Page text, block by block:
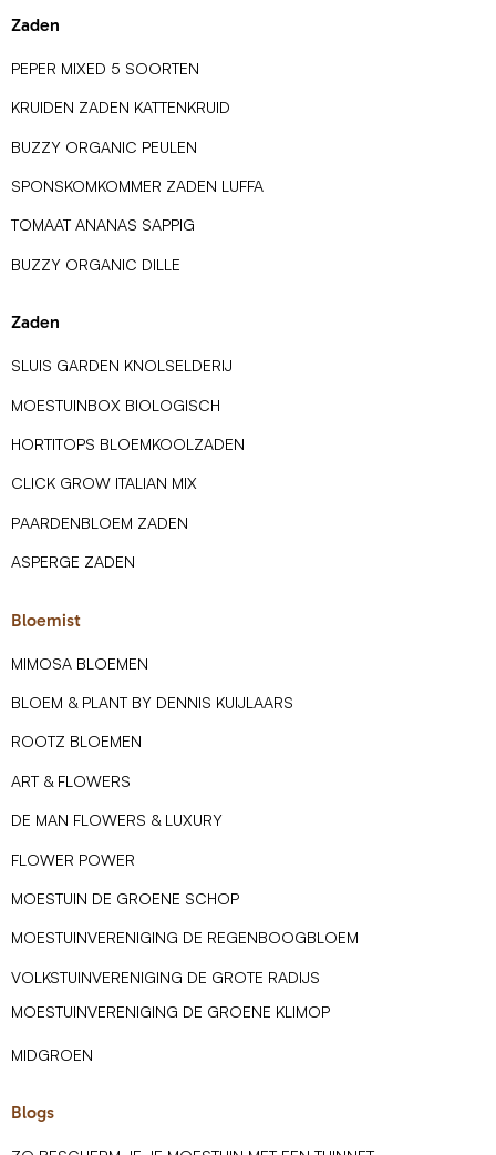
Zaden
PEPER MIXED 5 SOORTEN
KRUIDEN ZADEN KATTENKRUID
BUZZY ORGANIC PEULEN
SPONSKOMKOMMER ZADEN LUFFA
TOMAAT ANANAS SAPPIG
BUZZY ORGANIC DILLE
Zaden
SLUIS GARDEN KNOLSELDERIJ
MOESTUINBOX BIOLOGISCH
HORTITOPS BLOEMKOOLZADEN
CLICK GROW ITALIAN MIX
PAARDENBLOEM ZADEN
ASPERGE ZADEN
Bloemist
MIMOSA BLOEMEN
BLOEM & PLANT BY DENNIS KUIJLAARS
ROOTZ BLOEMEN
ART & FLOWERS
DE MAN FLOWERS & LUXURY
FLOWER POWER
MOESTUIN DE GROENE SCHOP
MOESTUINVERENIGING DE REGENBOOGBLOEM
VOLKSTUINVERENIGING DE GROTE RADIJS
MOESTUINVERENIGING DE GROENE KLIMOP
MIDGROEN
Blogs